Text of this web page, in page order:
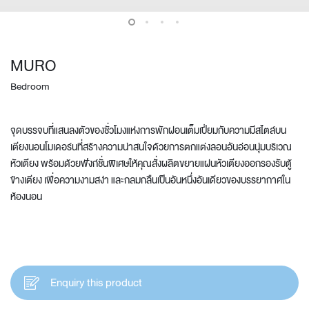
MURO
Bedroom
จุดบรรจบที่แสนลงตัวของชั่วโมงแห่งการพักผ่อนเต็มเปี่ยมกับความมีสไตล์บน
เตียงนอนโมเดอร์นที่สร้างความน่าสนใจด้วยการตกแต่งลอนอันอ่อนนุ่มบริเวณ
หัวเตียง พร้อมด้วยฟังก์ชั่นพิเศษให้คุณสั่งผลิตขยายแผ่นหัวเตียงออกรองรับตู้
ข้างเตียง เพื่อความงามสง่า และกลมกลืนเป็นอันหนึ่งอันเดียวของบรรยากาศใน
ห้องนอน
Enquiry this product